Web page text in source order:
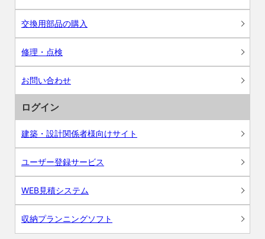
交換用部品の購入
修理・点検
お問い合わせ
ログイン
建築・設計関係者様向けサイト
ユーザー登録サービス
WEB見積システム
収納プランニングソフト